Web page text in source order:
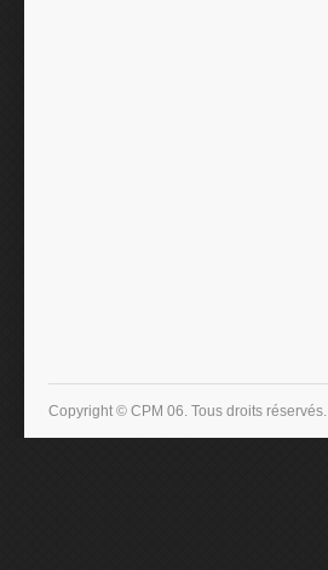
Copyright © CPM 06. Tous droits réservés.